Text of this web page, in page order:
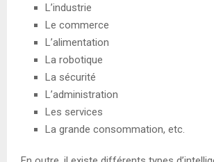
L’industrie
Le commerce
L’alimentation
La robotique
La sécurité
L’administration
Les services
La grande consommation, etc.